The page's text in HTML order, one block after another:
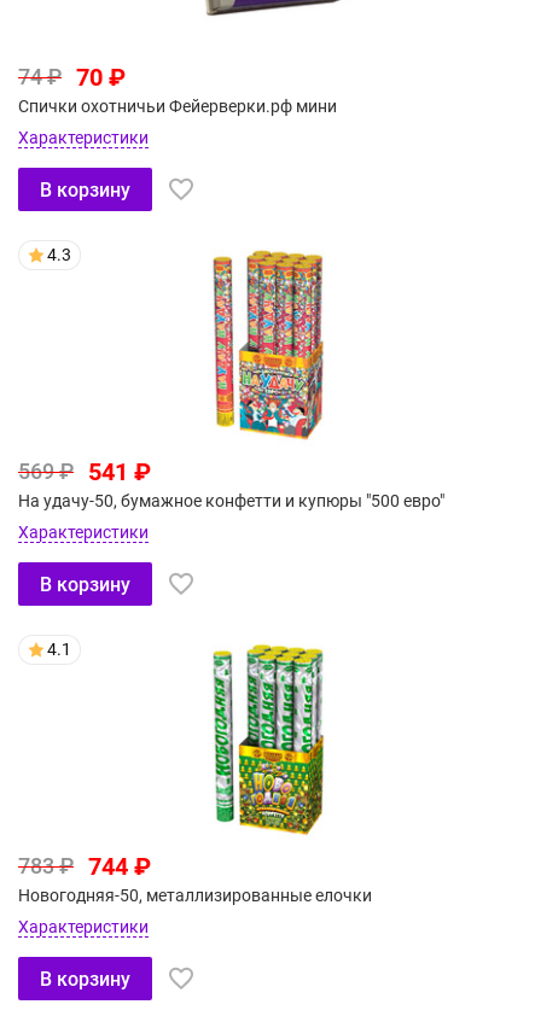
74 ₽ 70 ₽
Спички охотничьи Фейерверки.рф мини
Характеристики
В корзину
4.3
569 ₽ 541 ₽
На удачу-50, бумажное конфетти и купюры "500 евро"
Характеристики
В корзину
4.1
783 ₽ 744 ₽
Новогодняя-50, металлизированные елочки
Характеристики
В корзину